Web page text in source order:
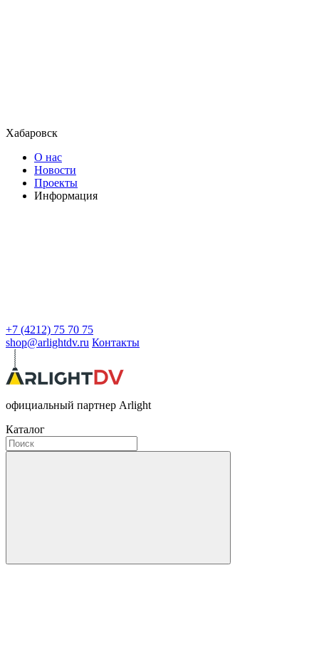
Хабаровск
О нас
Новости
Проекты
Информация
+7 (4212) 75 70 75
shop@arlightdv.ru Контакты
официальный партнер Arlight
Каталог